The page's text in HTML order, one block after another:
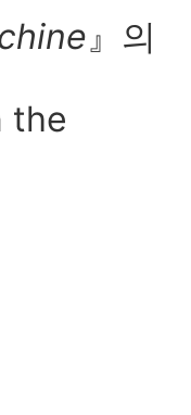
』의
the